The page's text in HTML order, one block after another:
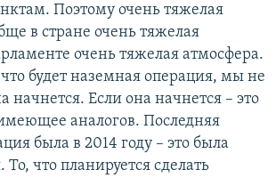
Поэтому очень тяжелая
в стране очень тяжелая
очень тяжелая атмосфера.
будет наземная операция, мы не
начнется. Если она начнется – это
аналогов. Последняя
была в 2014 году – это была
То, что планируется сделать